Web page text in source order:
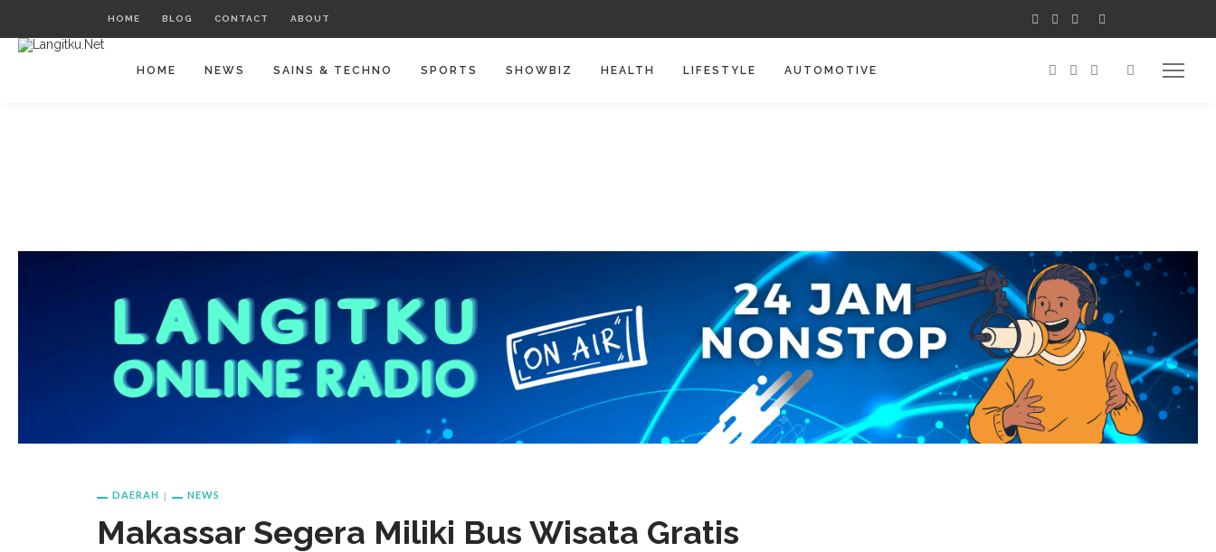
HOME BLOG CONTACT ABOUT
HOME NEWS SAINS & TECHNO SPORTS SHOWBIZ HEALTH LIFESTYLE AUTOMOTIVE
DAERAH NEWS
Makassar Segera Miliki Bus Wisata Gratis